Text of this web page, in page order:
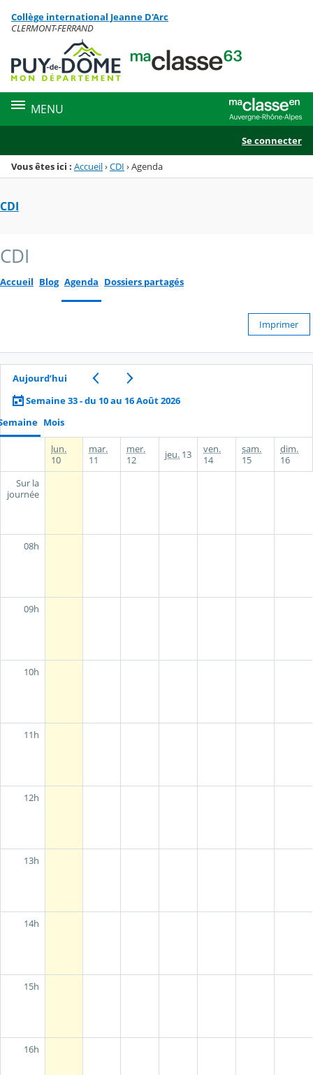
Menu de la rubrique
Contenu
Collège international Jeanne D'Arc
CLERMONT-FERRAND
MENU
Se connecter
Vous êtes ici : Accueil›CDI ›Agenda
CDI
CDI
Accueil Blog Agenda Dossiers partagés
Imprimer
Aujourd’hui
Semaine 33 - du 10 au 16 Août 2026
Mois
lun.
10
mar.
11
mer.
12
jeu. 13
ven.
14
sam.
15
dim.
16
Sur la
journée
08h
09h
10h
11h
12h
13h
14h
15h
16h